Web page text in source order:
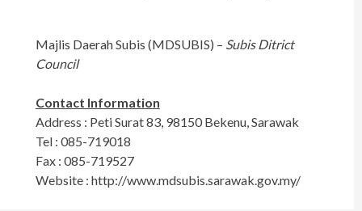
Perlis
Kelantan
Terengganu
Sabah
Sarawak
Majlis Daerah Subis (MDSUBIS) – Subis Ditrict
Council
Contact Information
Address : Peti Surat 83, 98150 Bekenu, Sarawak
Tel : 085-719018
Fax : 085-719527
Website : http://www.mdsubis.sarawak.gov.my/